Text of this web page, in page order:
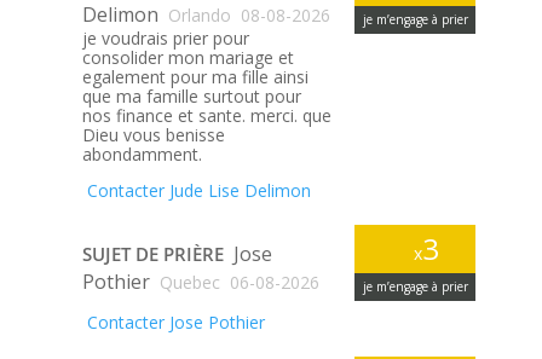
je m’engage à prier
Delimon Orlando 08-08-2026
je voudrais prier pour
consolider mon mariage et
egalement pour ma fille ainsi
que ma famille surtout pour
nos finance et sante. merci. que
Dieu vous benisse
abondamment.
Contacter Jude Lise Delimon
x3
je m’engage à prier
SUJET DE PRIÈRE Jose
Pothier Quebec 06-08-2026
Contacter Jose Pothier